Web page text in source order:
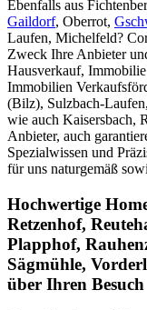
Ebenfalls aus
Gaildorf, Oberrot,
Laufen, Michelfeld?
Zweck Ihre Anbieter
Hausverkauf,
Immobilien
(Bilz), Sulzbach-
wie auch Kaisersbach,
Anbieter, auch
Spezialwissen und
für uns naturgemäß
Hochwertige
Retzenhof,
Plapphof,
Sägmühle,
über Ihren Besuch